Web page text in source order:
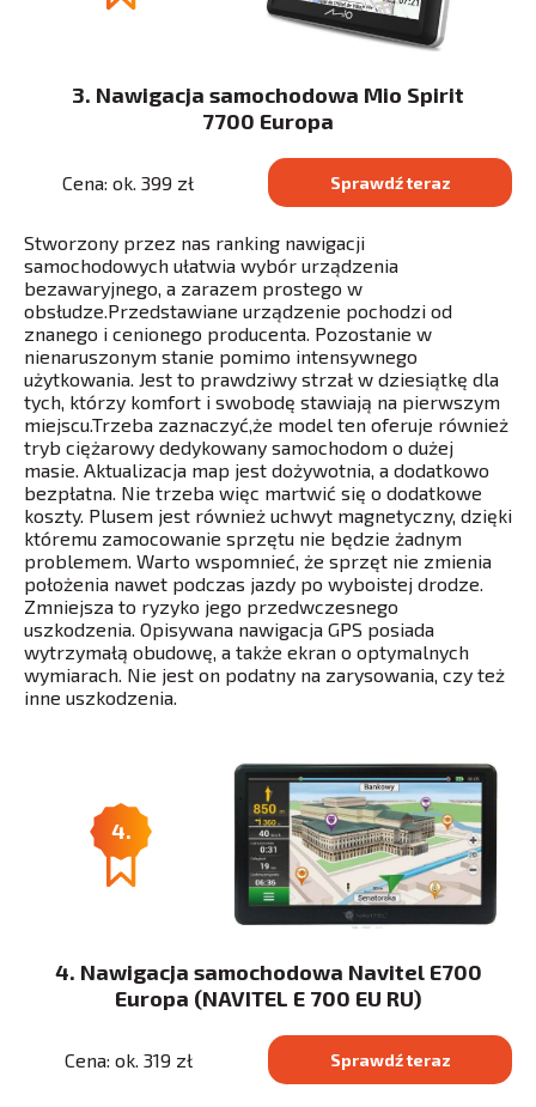
3. Nawigacja samochodowa Mio Spirit
7700 Europa
Cena: ok. 399 zł Sprawdź teraz
Stworzony przez nas ranking nawigacji
samochodowych ułatwia wybór urządzenia
bezawaryjnego, a zarazem prostego w
obsłudze.Przedstawiane urządzenie pochodzi od
znanego i cenionego producenta. Pozostanie w
nienaruszonym stanie pomimo intensywnego
użytkowania. Jest to prawdziwy strzał w dziesiątkę dla
tych, którzy komfort i swobodę stawiają na pierwszym
miejscu.Trzeba zaznaczyć,że model ten oferuje również
tryb ciężarowy dedykowany samochodom o dużej
masie. Aktualizacja map jest dożywotnia, a dodatkowo
bezpłatna. Nie trzeba więc martwić się o dodatkowe
koszty. Plusem jest również uchwyt magnetyczny, dzięki
któremu zamocowanie sprzętu nie będzie żadnym
problemem. Warto wspomnieć, że sprzęt nie zmienia
położenia nawet podczas jazdy po wyboistej drodze.
Zmniejsza to ryzyko jego przedwczesnego
uszkodzenia. Opisywana nawigacja GPS posiada
wytrzymałą obudowę, a także ekran o optymalnych
wymiarach. Nie jest on podatny na zarysowania, czy też
inne uszkodzenia.
4.
4. Nawigacja samochodowa Navitel E700
Europa (NAVITEL E 700 EU RU)
Cena: ok. 319 zł Sprawdź teraz